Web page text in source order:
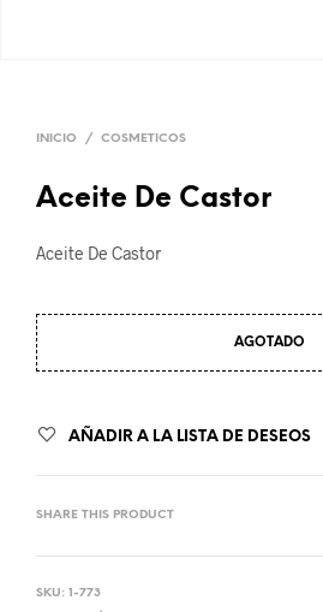
INICIO / COSMETICOS
Aceite De Castor
Aceite De Castor
AGOTADO
AÑADIR A LA LISTA DE DESEOS
SHARE THIS PRODUCT
SKU: 1-773